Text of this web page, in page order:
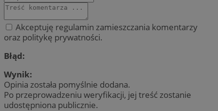
Akceptuję regulamin zamieszczania komentarzy
oraz politykę prywatności.
Błąd:
Wynik:
Opinia została pomyślnie dodana.
Po przeprowadzeniu weryfikacji, jej treść zostanie
udostępniona publicznie.